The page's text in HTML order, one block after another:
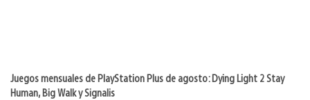
Juegos mensuales de PlayStation Plus de agosto: Dying Light 2 Stay
Human, Big Walk y Signalis